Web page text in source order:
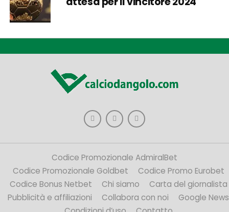
Codice Promozionale AdmiralBet
Codice Promozionale Goldbet
Codice Promo Eurobet
Codice Bonus Netbet
Chi siamo
Carta del giornalista
Pubblicità e affiliazioni
Collabora con noi
Google News